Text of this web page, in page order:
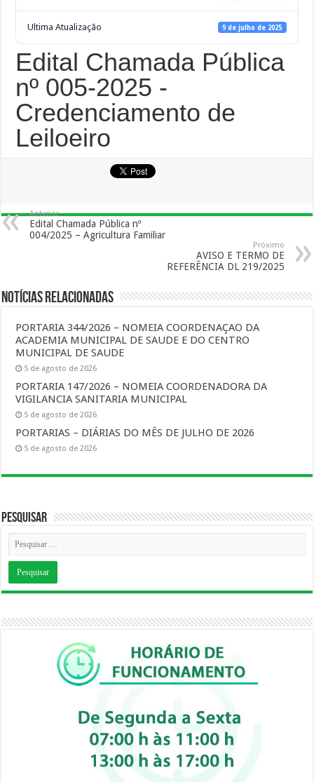
Ultima Atualização 9 de julho de 2025
Edital Chamada Pública
nº 005-2025 -
Credenciamento de
Leiloeiro
Anterior
Edital Chamada Pública nº
004/2025 – Agricultura Familiar
Próximo
AVISO E TERMO DE
REFERÊNCIA DL 219/2025
Notícias Relacionadas
PORTARIA 344/2026 – NOMEIA COORDENAÇAO DA
ACADEMIA MUNICIPAL DE SAUDE E DO CENTRO
MUNICIPAL DE SAUDE
5 de agosto de 2026
PORTARIA 147/2026 – NOMEIA COORDENADORA DA
VIGILANCIA SANITARIA MUNICIPAL
5 de agosto de 2026
PORTARIAS – DIÁRIAS DO MÊS DE JULHO DE 2026
5 de agosto de 2026
Pesquisar